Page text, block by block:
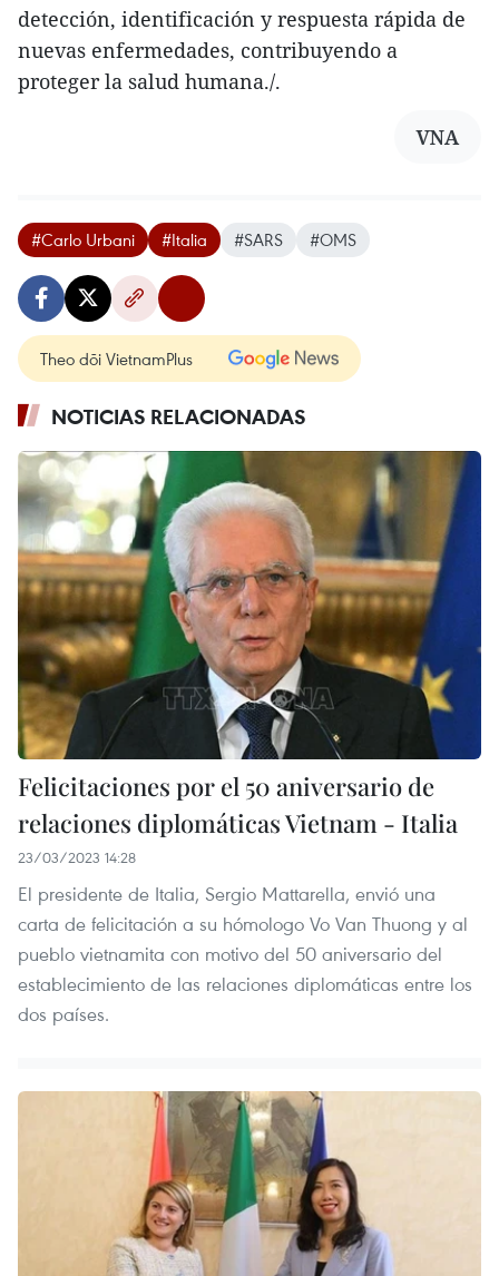
detección, identificación y respuesta rápida de
nuevas enfermedades, contribuyendo a
proteger la salud humana./.
VNA
#Carlo Urbani #Italia #SARS #OMS
Theo dõi VietnamPlus
NOTICIAS RELACIONADAS
Felicitaciones por el 50 aniversario de
relaciones diplomáticas Vietnam - Italia
23/03/2023 14:28
El presidente de Italia, Sergio Mattarella, envió una
carta de felicitación a su hómologo Vo Van Thuong y al
pueblo vietnamita con motivo del 50 aniversario del
establecimiento de las relaciones diplomáticas entre los
dos países.